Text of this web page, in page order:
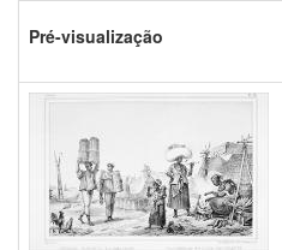
Pré-visualização